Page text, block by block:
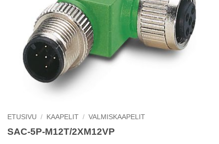
ETUSIVU / KAAPELIT / VALMISKAAPELIT
SAC-5P-M12T/2XM12VP